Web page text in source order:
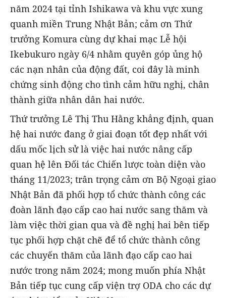
năm 2024 tại tỉnh Ishikawa và khu vực xung
quanh miền Trung Nhật Bản; cảm ơn Thứ
trưởng Komura cùng dự khai mạc Lễ hội
Ikebukuro ngày 6/4 nhằm quyên góp ủng hộ
các nạn nhân của động đất, coi đây là minh
chứng sinh động cho tình cảm hữu nghị, chân
thành giữa nhân dân hai nước.
Thứ trưởng Lê Thị Thu Hằng khẳng định, quan
hệ hai nước đang ở giai đoạn tốt đẹp nhất với
dấu mốc lịch sử là việc hai nước nâng cấp
quan hệ lên Đối tác Chiến lược toàn diện vào
tháng 11/2023; trân trọng cảm ơn Bộ Ngoại giao
Nhật Bản đã phối hợp tổ chức thành công các
đoàn lãnh đạo cấp cao hai nước sang thăm và
làm việc thời gian qua và đề nghị hai bên tiếp
tục phối hợp chặt chẽ để tổ chức thành công
các chuyến thăm của lãnh đạo cấp cao hai
nước trong năm 2024; mong muốn phía Nhật
Bản tiếp tục cung cấp viện trợ ODA cho các dự